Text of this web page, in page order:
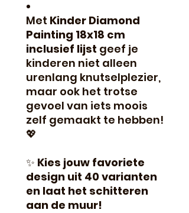
Met Kinder Diamond
Painting 18x18 cm
inclusief lijst geef je
kinderen niet alleen
urenlang knutselplezier,
maar ook het trotse
gevoel van iets moois
zelf gemaakt te hebben!
💖
✨ Kies jouw favoriete
design uit 40 varianten
en laat het schitteren
aan de muur!